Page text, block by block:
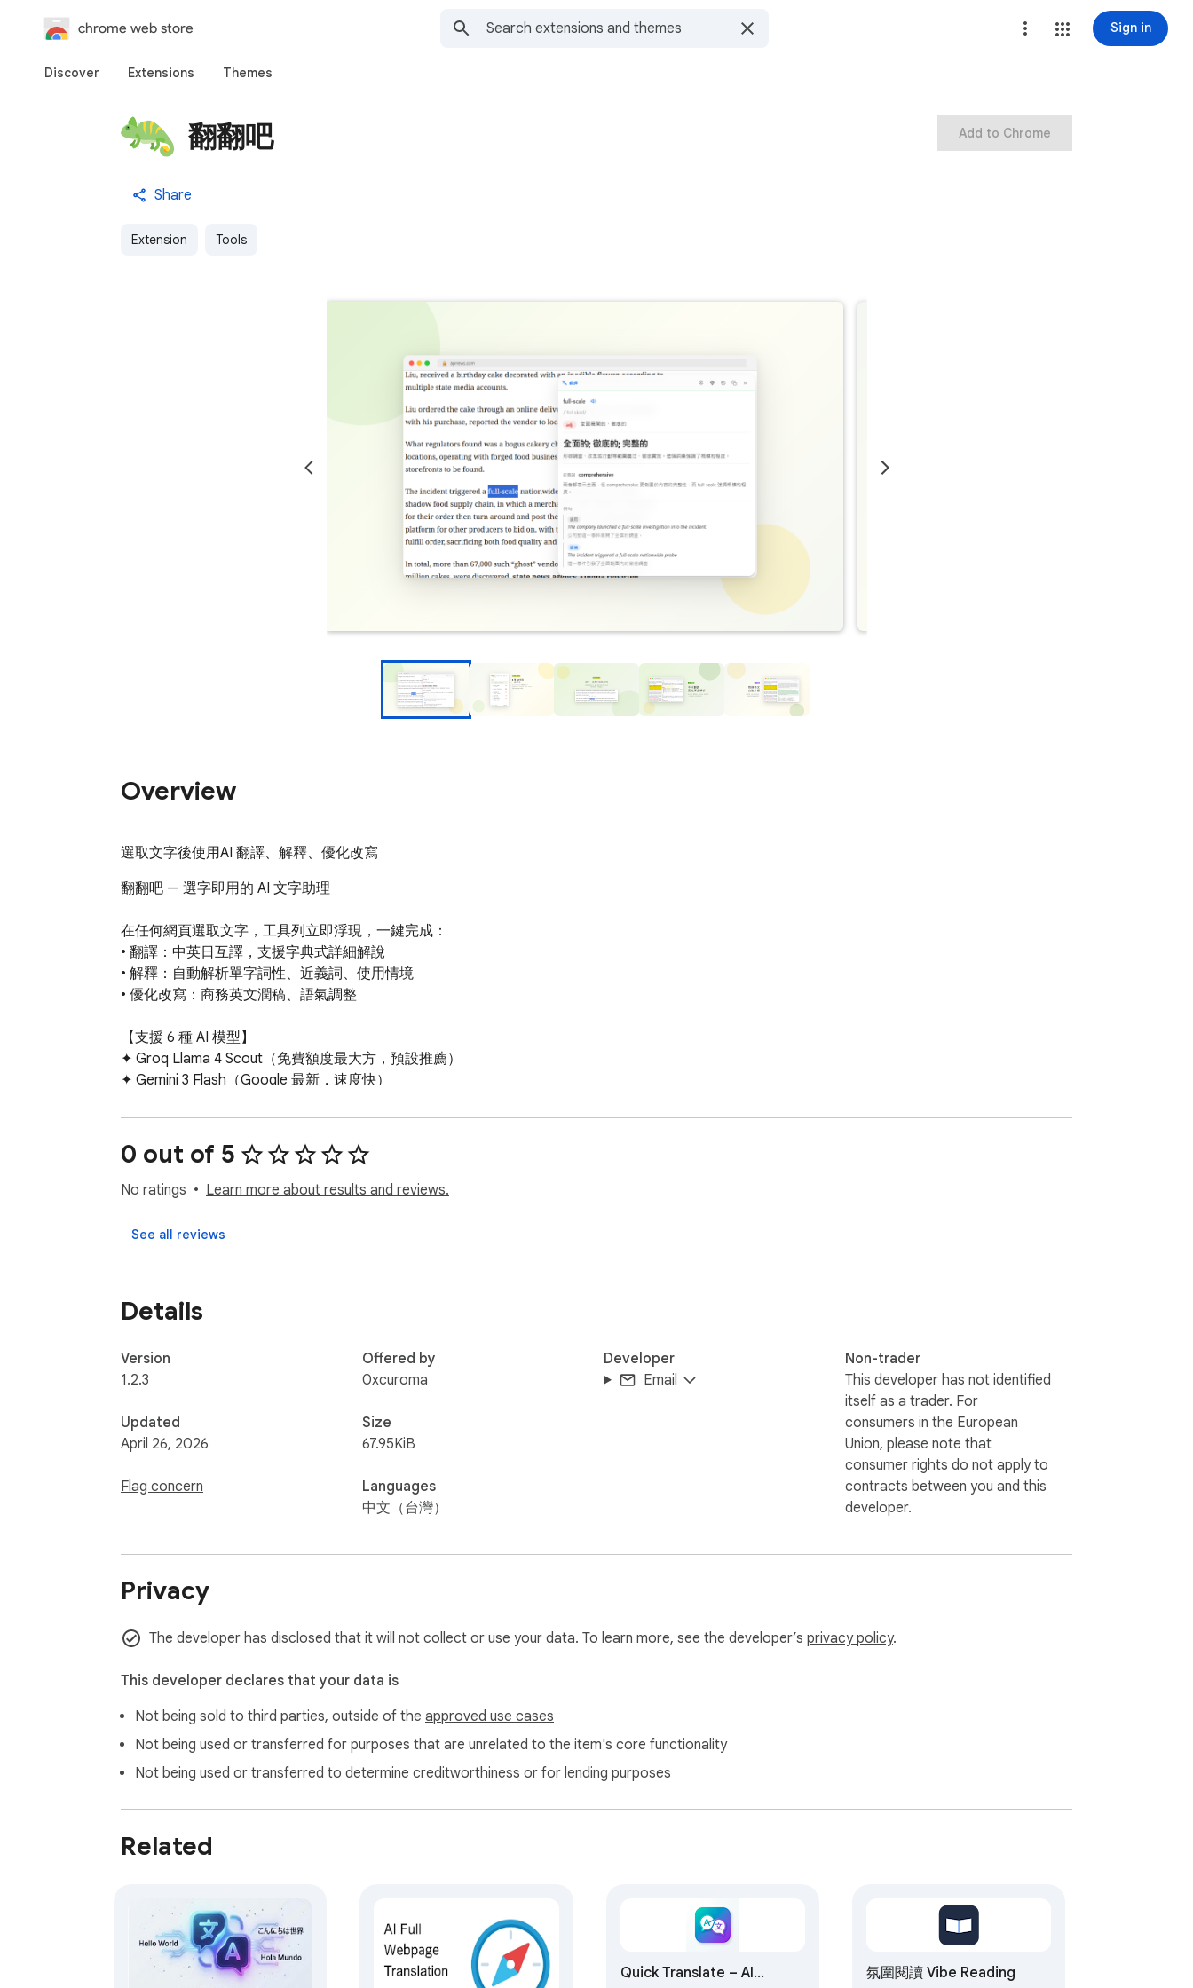
chrome web store Sign in
Discover Extensions Themes
翻翻吧
Share
Extension Tools
Add to Chrome
Overview
選取文字後使用AI 翻譯、解釋、優化改寫
翻翻吧 — 選字即用的 AI 文字助理
在任何網頁選取文字，工具列立即浮現，一鍵完成：
• 翻譯：中英日互譯，支援字典式詳細解說
• 解釋：自動解析單字詞性、近義詞、使用情境
• 優化改寫：商務英文潤稿、語氣調整
【支援 6 種 AI 模型】
✦ Groq Llama 4 Scout（免費額度最大方，預設推薦）
✦ Gemini 3 Flash（Google 最新，速度快）
✦ DeepSeek V3（中文超強）
✦ Qwen3 30B（阿里雲，中文強）
✦ Mistral Small 3.1（歐洲模型，快速）
• 零打斷閱讀體驗，不需切換分頁
• 可存入 Obsidian 筆記（支援週記資料夾）
0 out of 5
No ratings Learn more about results and reviews.
See all reviews
Details
Version
1.2.3
Updated
April 26, 2026
Flag concern
Offered by
0xcuroma
Size
67.95KiB
Languages
中文（台灣）
Developer
Email
Non-trader
This developer has not identified
itself as a trader. For
consumers in the European
Union, please note that
consumer rights do not apply to
contracts between you and this
developer.
Privacy
The developer has disclosed that it will not collect or use your data. To learn more, see the developer’s privacy policy.
This developer declares that your data is
Not being sold to third parties, outside of the approved use cases
Not being used or transferred for purposes that are unrelated to the item's core functionality
Not being used or transferred to determine creditworthiness or for lending purposes
Related
Quick Translate – AI
氛圍閱讀 Vibe Reading